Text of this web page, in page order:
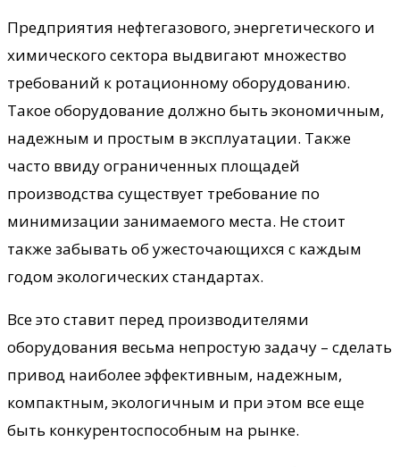
Предприятия нефтегазового, энергетического и
химического сектора выдвигают множество
требований к ротационному оборудованию.
Такое оборудование должно быть экономичным,
надежным и простым в эксплуатации. Также
часто ввиду ограниченных площадей
производства существует требование по
минимизации занимаемого места. Не стоит
также забывать об ужесточающихся с каждым
годом экологических стандартах.
Все это ставит перед производителями
оборудования весьма непростую задачу – сделать
привод наиболее эффективным, надежным,
компактным, экологичным и при этом все еще
быть конкурентоспособным на рынке.